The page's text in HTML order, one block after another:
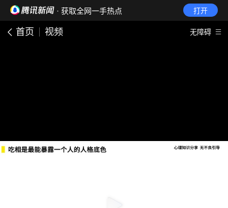
· 获取全网一手热点 打开
首页 视频 无障碍